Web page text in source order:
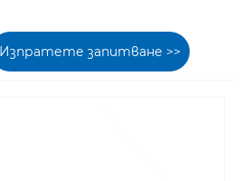
Изпратете запитване >>